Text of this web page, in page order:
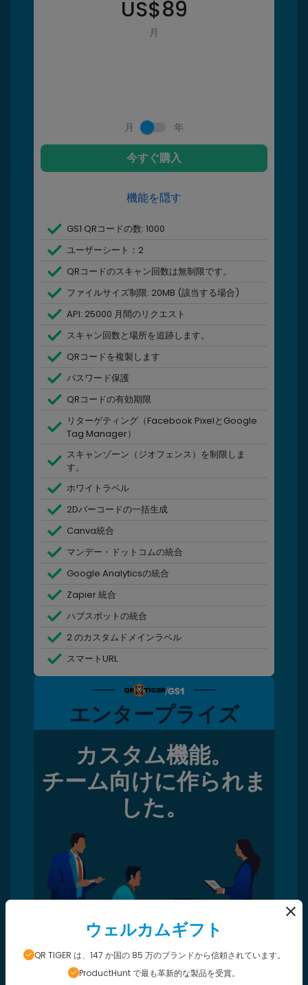
US$89
月
月 年
今すぐ購入
機能を隠す
GS1 QRコードの数: 1000
ユーザーシート：2
QRコードのスキャン回数は無制限です。
ファイルサイズ制限: 20MB (該当する場合)
API: 25000 月間のリクエスト
スキャン回数と場所を追跡します。
QRコードを複製します
パスワード保護
QRコードの有効期限
リターゲティング（Facebook PixelとGoogle
Tag Manager）
スキャンゾーン（ジオフェンス）を制限しま
す。
ホワイトラベル
2Dバーコードの一括生成
Canva統合
マンデー・ドットコムの統合
Google Analyticsの統合
Zapier 統合
ハブスポットの統合
2 のカスタムドメインラベル
スマートURL
エンタープライズ
カスタム機能。
チーム向けに作られま
した。
ウェルカムギフト
QR TIGER は、147 か国の 85 万のブランドから信頼されています。
ProductHunt で最も革新的な製品を受賞。